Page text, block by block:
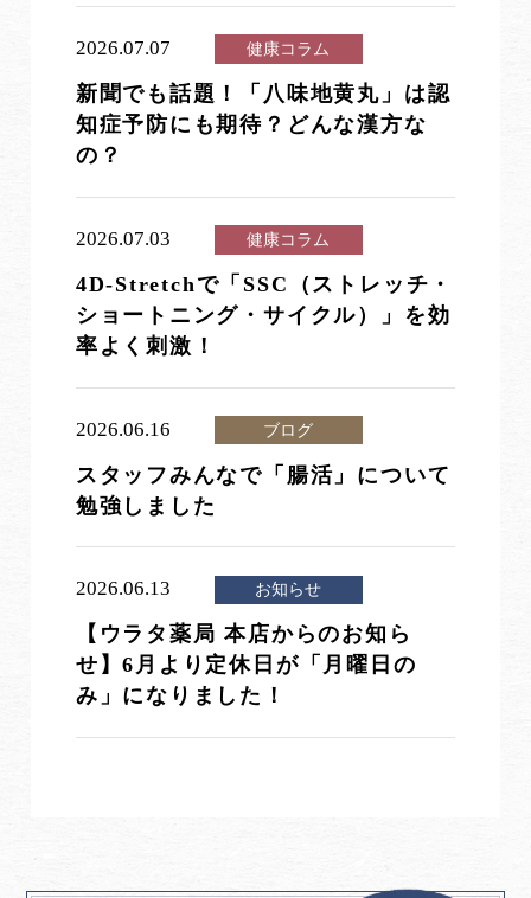
2026.07.07 健康コラム
新聞でも話題！「八味地黄丸」は認
知症予防にも期待？どんな漢方な
の？
2026.07.03 健康コラム
4D-Stretchで「SSC（ストレッチ・
ショートニング・サイクル）」を効
率よく刺激！
2026.06.16 ブログ
スタッフみんなで「腸活」について
勉強しました
2026.06.13 お知らせ
【ウラタ薬局 本店からのお知ら
せ】6月より定休日が「月曜日の
み」になりました！